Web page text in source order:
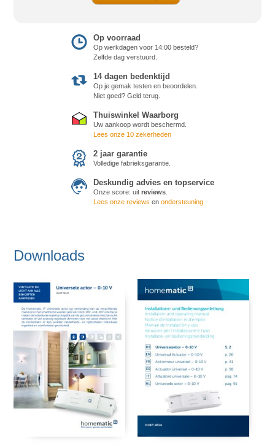
Op voorraad
Op werkdagen voor 14:00 besteld?
Zelfde dag verstuurd.
14 dagen bedenktijd
Op je gemak testen en beoordelen.
Niet goed? Geld terug.
Thuiswinkel Waarborg
Uw aankoop wordt beschermd.
Lees onze 10 zekerheden
2 jaar garantie
Volledige fabrieksgarantie.
Deskundig advies en topservice
Onze score: uit reviews
Lees onze reviews en ondersteuning
Downloads